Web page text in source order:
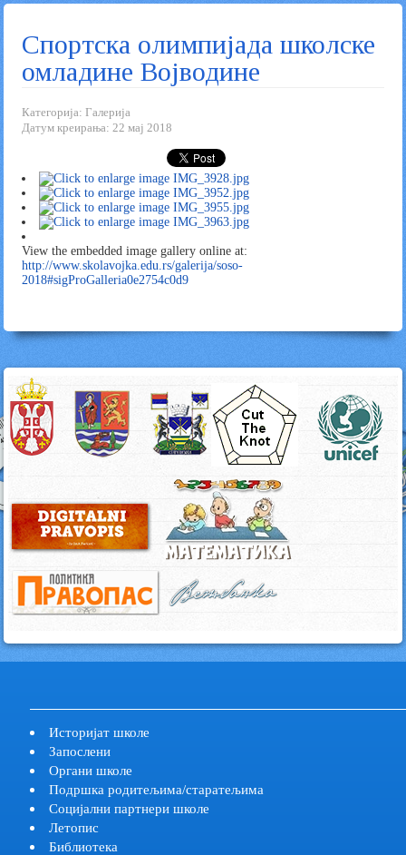
Спортска олимпијада школске
омладине Војводине
Категорија:Галерија
Датум креирања: 22 мај 2018
View the embedded image gallery online at:
http://www.skolavojka.edu.rs/galerija/soso-
2018#sigProGalleria0e2754c0d9
Историјат школе
Запослени
Органи школе
Подршка родитељима/старатељима
Социјални партнери школе
Летопис
Библиотека